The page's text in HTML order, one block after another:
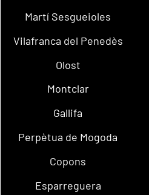
Martí Sesgueioles
Vilafranca del Penedès
Olost
Montclar
Gallifa
Perpètua de Mogoda
Copons
Esparreguera